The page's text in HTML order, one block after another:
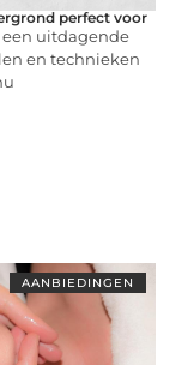
perfect voor
een uitdagende
en technieken
AANBIEDINGEN